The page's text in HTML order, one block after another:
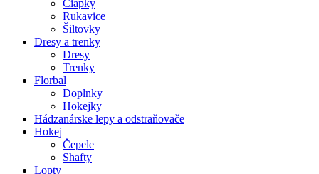
Čiapky
Rukavice
Šiltovky
Dresy a trenky
Dresy
Trenky
Florbal
Doplnky
Hokejky
Hádzanárske lepy a odstraňovače
Hokej
Čepele
Shafty
Lopty